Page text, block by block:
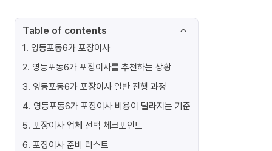
Table of contents
1. 영등포동6가 포장이사
2. 영등포동6가 포장이사를 추천하는 상황
3. 영등포동6가 포장이사 일반 진행 과정
4. 영등포동6가 포장이사 비용이 달라지는 기준
5. 포장이사 업체 선택 체크포인트
6. 포장이사 준비 리스트